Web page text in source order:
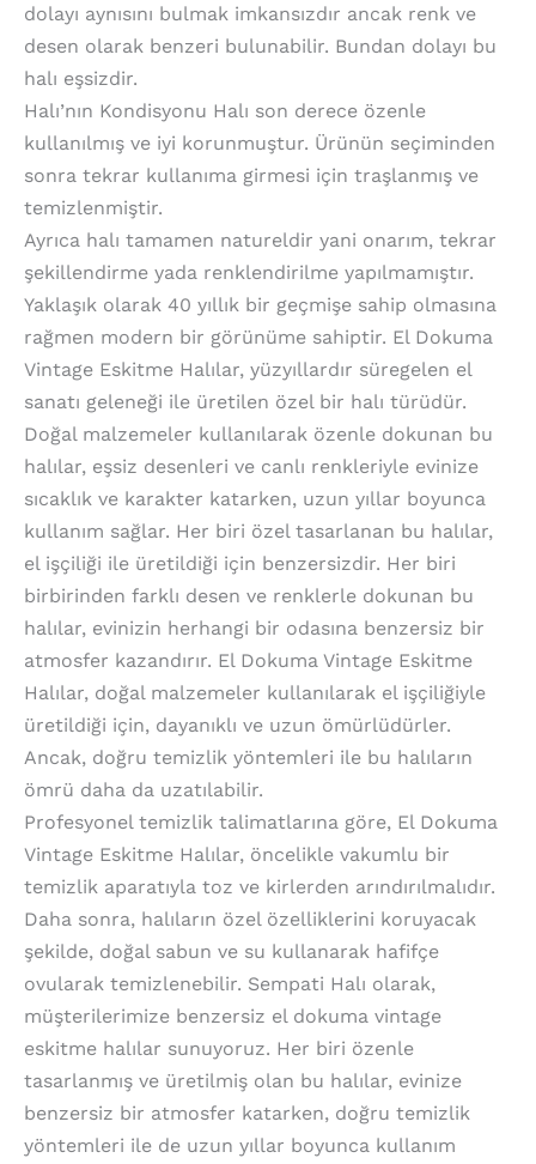
dolayı aynısını bulmak imkansızdır ancak renk ve
desen olarak benzeri bulunabilir. Bundan dolayı bu
halı eşsizdir.
Halı’nın Kondisyonu Halı son derece özenle
kullanılmış ve iyi korunmuştur. Ürünün seçiminden
sonra tekrar kullanıma girmesi için traşlanmış ve
temizlenmiştir.
Ayrıca halı tamamen natureldir yani onarım, tekrar
şekillendirme yada renklendirilme yapılmamıştır.
Yaklaşık olarak 40 yıllık bir geçmişe sahip olmasına
rağmen modern bir görünüme sahiptir. El Dokuma
Vintage Eskitme Halılar, yüzyıllardır süregelen el
sanatı geleneği ile üretilen özel bir halı türüdür.
Doğal malzemeler kullanılarak özenle dokunan bu
halılar, eşsiz desenleri ve canlı renkleriyle evinize
sıcaklık ve karakter katarken, uzun yıllar boyunca
kullanım sağlar. Her biri özel tasarlanan bu halılar,
el işçiliği ile üretildiği için benzersizdir. Her biri
birbirinden farklı desen ve renklerle dokunan bu
halılar, evinizin herhangi bir odasına benzersiz bir
atmosfer kazandırır. El Dokuma Vintage Eskitme
Halılar, doğal malzemeler kullanılarak el işçiliğiyle
üretildiği için, dayanıklı ve uzun ömürlüdürler.
Ancak, doğru temizlik yöntemleri ile bu halıların
ömrü daha da uzatılabilir.
Profesyonel temizlik talimatlarına göre, El Dokuma
Vintage Eskitme Halılar, öncelikle vakumlu bir
temizlik aparatıyla toz ve kirlerden arındırılmalıdır.
Daha sonra, halıların özel özelliklerini koruyacak
şekilde, doğal sabun ve su kullanarak hafifçe
ovularak temizlenebilir. Sempati Halı olarak,
müşterilerimize benzersiz el dokuma vintage
eskitme halılar sunuyoruz. Her biri özenle
tasarlanmış ve üretilmiş olan bu halılar, evinize
benzersiz bir atmosfer katarken, doğru temizlik
yöntemleri ile de uzun yıllar boyunca kullanım